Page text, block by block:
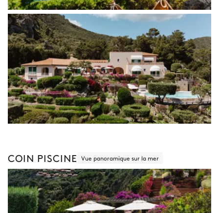
COIN PISCINE Vue panoramique sur la mer